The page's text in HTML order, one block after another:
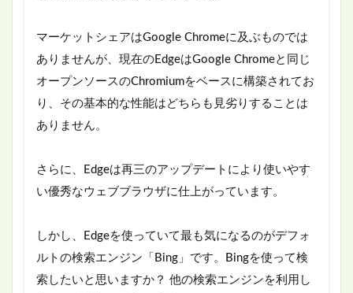
マーケットシェアはGoogle Chromeに及ぶものでは
ありませんが、現在のEdgeはGoogle Chromeと同じ
オープンソースのChromiumをベースに構築されてお
り、その基本的な性能はどちらも見劣りすることは
ありません。
さらに、Edgeは再三のアップデートにより使いやす
い優秀なウェブブラウザに仕上がっています。
しかし、Edgeを使っていて最も気になるのがデフォ
ルトの検索エンジン「Bing」です。Bingを使って検
索したいと思いますか？ 他の検索エンジンを利用し